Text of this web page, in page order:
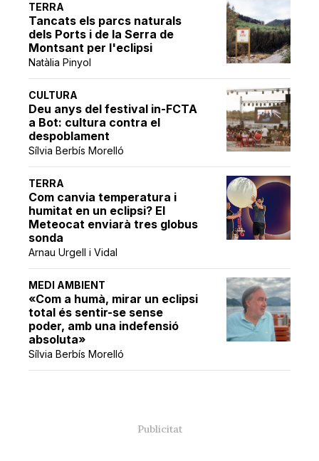
TERRA
Tancats els parcs naturals
dels Ports i de la Serra de
Montsant per l'eclipsi
Natàlia Pinyol
CULTURA
Deu anys del festival in-FCTA
a Bot: cultura contra el
despoblament
Sílvia Berbís Morelló
TERRA
Com canvia temperatura i
humitat en un eclipsi? El
Meteocat enviarà tres globus
sonda
Arnau Urgell i Vidal
MEDI AMBIENT
«Com a humà, mirar un eclipsi
total és sentir-se sense
poder, amb una indefensió
absoluta»
Sílvia Berbís Morelló